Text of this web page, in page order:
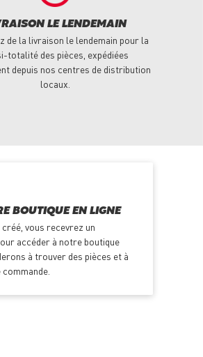
LE LENDEMAIN
de la livraison le lendemain pour la
totalité des pièces, expédiées
depuis nos centres de distribution
locaux.
BOUTIQUE EN LIGNE
vous recevrez un
accéder à notre boutique
à trouver des pièces et à